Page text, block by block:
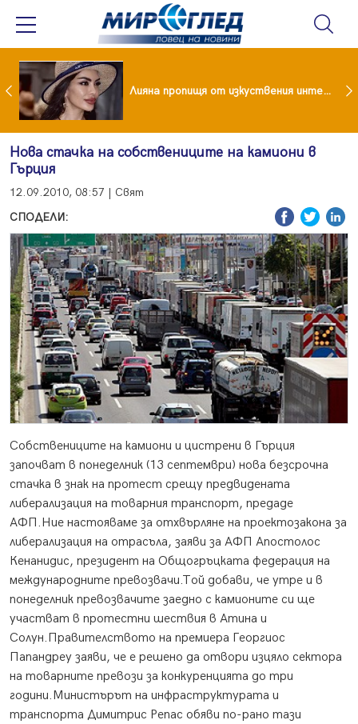
Популярен риалити герой заряза жена си заради друга Лияна пропищя от изкуствения интелект
Нова стачка на собствениците на камиони в
Гърция
12.09.2010, 08:57 | Свят
СПОДЕЛИ:
Собствениците на камиони и цистрени в Гърция
започват в понеделник (13 септември) нова безсрочна
стачка в знак на протест срещу предвидената
либерализация на товарния транспорт, предаде
АФП.Ние настояваме за отхвърляне на проектозакона за
либерализация на отрасъла, заяви за АФП Апостолос
Кенанидис, президент на Общогръцката федерация на
международните превозвачи.Той добави, че утре и в
понеделник превозвачите заедно с камионите си ще
участват в протестни шествия в Атина и
Солун.Правителството на премиера Георгиос
Папандреу заяви, че е решено да отвори изцяло сектора
на товарните превози за конкуренцията до три
години.Министърът на инфраструктурата и
транспорта Димитрис Репас обяви по-рано тази